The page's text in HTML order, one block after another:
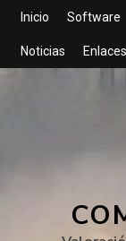
Inicio Software
Noticias Enlaces